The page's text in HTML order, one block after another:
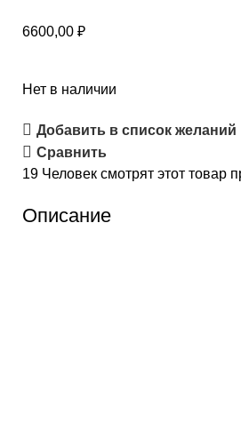
6600,00 ₽
Нет в наличии
Добавить в список желаний
Сравнить
19 Человек смотрят этот товар
Описание